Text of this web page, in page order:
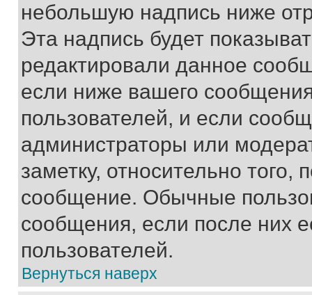
небольшую надпись ниже
Эта надпись будет
редактировали данное
если ниже вашего
пользователей, и если
администраторы или
заметку, относительно
сообщение. Обычные
сообщения, если после них
пользователей.
Вернуться наверх